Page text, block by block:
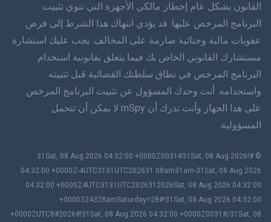
हिंददी
اللغة الهولندية
עברית
رومانا
繁體 中文文
سلوفينيا
القانون بشكل عام إخطار مالكي الأجهزة التي تنوي تثبيت
البرنامج المرخص عليها. قد يؤدي انتهاك هذا الشرط إلى فرض
عقوبات مالية وجنائية صارمة على المخالف. يجب عليك استشارة
مستشارك القانوني الخاص بك فيما يتعلق بقانونية استخدام
البرنامج المرخص في نطاق سلطتك القضائية قبل تثبيته
واستخدامه. أنت وحدك المسؤول عن تثبيت البرنامج المرخص
على هذا الجهاز وأنت تدرك أن mSpy لا يمكن أن تتحمل
المسؤولية.
© #!31Sat, 08 Aug 2026 04:32:00 +0000Z0031#31Sat, 08 Aug 2026
04:32:00 +0000Z-4UTC3131UTC202631 08am31am-31Sat, 08 Aug 2026
04:32:00 +0000Z4UTC3131UTC2026312026Sat, 08 Aug 2026 04:32:00
+0000324328amSaturday=28#!31Sat, 08 Aug 2026 04:32:00
+0000ZUTC8#2026#!31Sat, 08 Aug 2026 04:32:00 +0000Z0031#/31Sat, 08